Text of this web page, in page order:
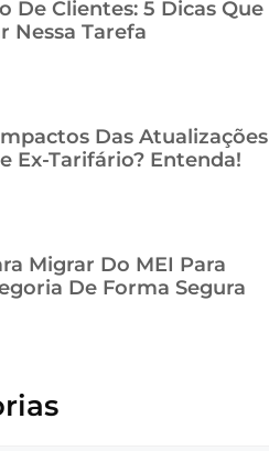
De Clientes: 5 Dicas Que
Nessa Tarefa
Das Atualizações
Ex-Tarifário? Entenda!
Migrar Do MEI Para
De Forma Segura